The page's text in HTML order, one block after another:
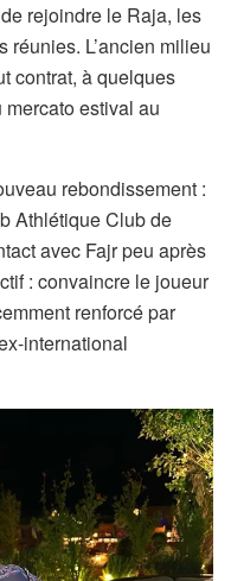
rejoindre le Raja, les
réunies. L’ancien milieu
contrat, à quelques
estival au
rebondissement :
Athlétique Club de
avec Fajr peu après
: convaincre le joueur
renforcé par
international